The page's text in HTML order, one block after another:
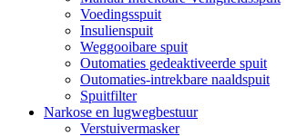
Voedingsspuit
Insulienspuit
Weggooibare spuit
Outomaties gedeaktiveerde spuit
Outomaties-intrekbare naaldspuit
Spuitfilter
Narkose en lugwegbestuur
Verstuivermasker